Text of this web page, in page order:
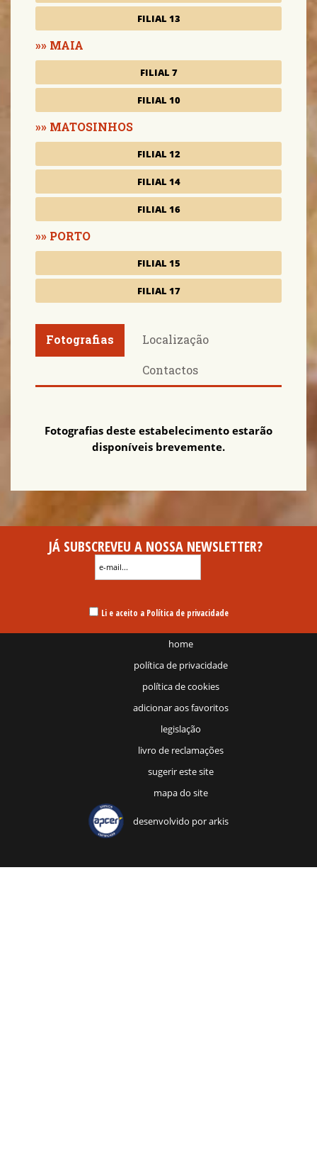
FILIAL 13
MAIA
FILIAL 7
FILIAL 10
MATOSINHOS
FILIAL 12
FILIAL 14
FILIAL 16
PORTO
FILIAL 15
FILIAL 17
Fotografias Localização
Contactos
Fotografias deste estabelecimento estarão
disponíveis brevemente.
JÁ SUBSCREVEU A NOSSA NEWSLETTER?
Li e aceito a Política de privacidade
home
política de privacidade
política de cookies
adicionar aos favoritos
legislação
livro de reclamações
sugerir este site
mapa do site
desenvolvido porarkis